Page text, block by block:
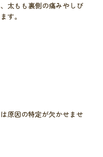
太もも裏側の痛みやしび
す。
原因の特定が欠かせませ